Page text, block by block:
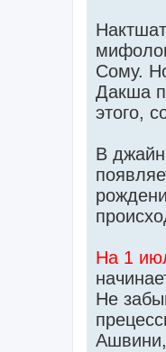
Сому.
Дакша
этого,
В
На 1
Не
Ашвини,